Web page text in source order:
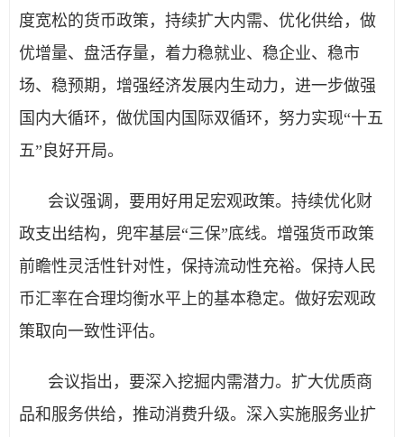
度宽松的货币政策，持续扩大内需、优化供给，做
优增量、盘活存量，着力稳就业、稳企业、稳市
场、稳预期，增强经济发展内生动力，进一步做强
国内大循环，做优国内国际双循环，努力实现“十五
五”良好开局。
会议强调，要用好用足宏观政策。持续优化财
政支出结构，兜牢基层“三保”底线。增强货币政策
前瞻性灵活性针对性，保持流动性充裕。保持人民
币汇率在合理均衡水平上的基本稳定。做好宏观政
策取向一致性评估。
会议指出，要深入挖掘内需潜力。扩大优质商
品和服务供给，推动消费升级。深入实施服务业扩